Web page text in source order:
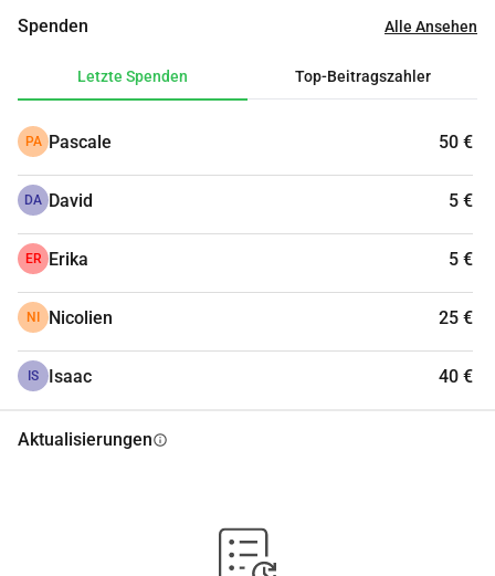
Grüße, nasse Küsse von Goku
Spenden Alle Ansehen
Letzte Spenden Top-Beitragszahler
PA Pascale 50 €
DA David 5 €
ER Erika 5 €
NI Nicolien 25 €
IS Isaac 40 €
Aktualisierungeninfo